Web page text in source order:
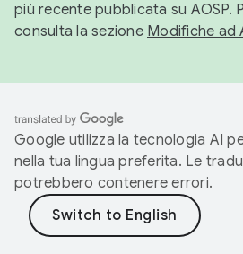
più recente pubblicata su AOSP.
consulta la sezione Modifiche ad
Google utilizza la tecnologia AI
nella tua lingua preferita. Le
potrebbero contenere errori.